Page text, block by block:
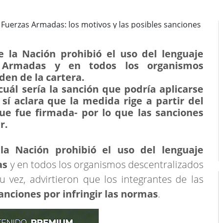
la Nación prohibió el uso del lenguaje
y en todos los organismos
de la cartera.
sería la sanción que podría aplicarse
aclara que la medida rige a partir del
fue firmada- por lo que las sanciones
Nación prohibió el uso del lenguaje
y en todos los organismos descentralizados
vez, advirtieron que los integrantes de las
por infringir las normas.